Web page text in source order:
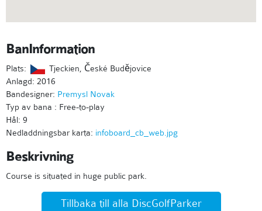
BanInformation
Plats:
Tjeckien, České Budějovice
Anlagd: 2016
Bandesigner: Premysl Novak
Typ av bana : Free-to-play
Hål: 9
Nedladdningsbar karta: infoboard_cb_web.jpg
Beskrivning
Course is situated in huge public park.
Tillbaka till alla DiscGolfParker